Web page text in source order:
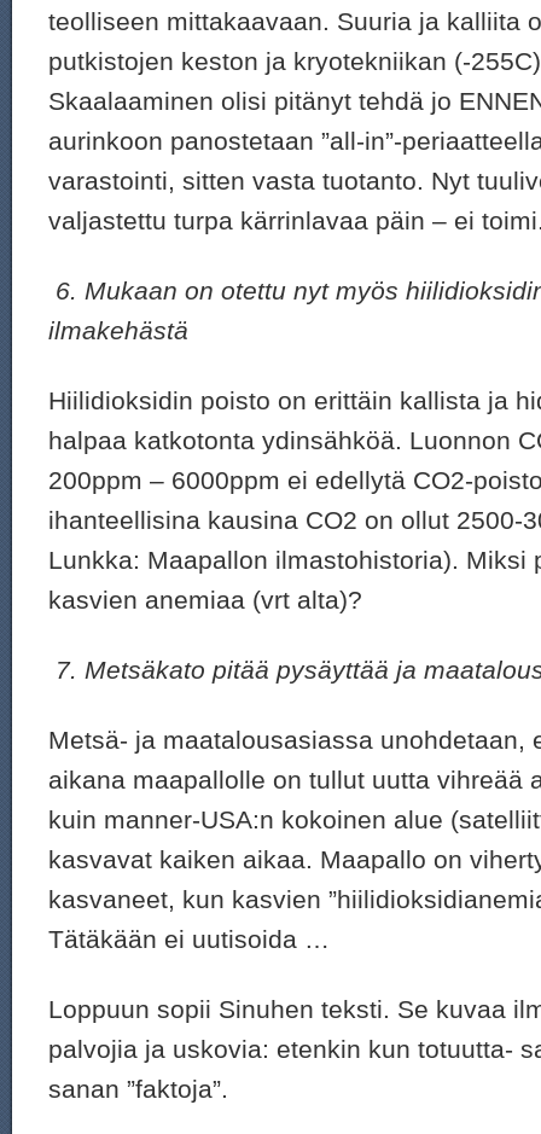
teolliseen mittakaavaan. Suuria ja kalliita
putkistojen keston ja kryotekniikan (-
Skaalaaminen olisi pitänyt tehdä jo
aurinkoon panostetaan ”all-in”-
varastointi, sitten vasta tuotanto. Nyt
valjastettu turpa kärrinlavaa päin – ei
6. Mukaan on otettu nyt myös
ilmakehästä
Hiilidioksidin poisto on erittäin kallista ja
halpaa katkotonta ydinsähköä. Luonnon
200ppm – 6000ppm ei edellytä CO2-
ihanteellisina kausina CO2 on ollut 2500-
Lunkka: Maapallon ilmastohistoria). Miksi
kasvien anemiaa (vrt alta)?
7. Metsäkato pitää pysäyttää ja
Metsä- ja maatalousasiassa unohdetaan,
aikana maapallolle on tullut uutta vihreää
kuin manner-USA:n kokoinen alue
kasvavat kaiken aikaa. Maapallo on
kasvaneet, kun kasvien
Tätäkään ei uutisoida …
Loppuun sopii Sinuhen teksti. Se kuvaa
palvojia ja uskovia: etenkin kun totuutta-
sanan ”faktoja”.